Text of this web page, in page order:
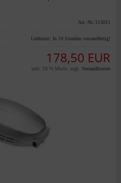
Art.-Nr.:113011
Lieferzeit: In 24 Stunden versandfertig!
178,50 EUR
inkl. 19 % MwSt. zzgl. Versandkosten